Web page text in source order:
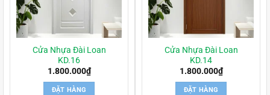
Cửa Nhựa Đài Loan
KD.16
1.800.000₫
ĐẶT HÀNG
Cửa Nhựa Đài Loan
KD.14
1.800.000₫
ĐẶT HÀNG